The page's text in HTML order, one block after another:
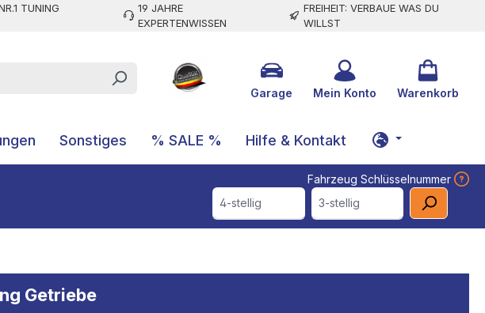
TUNING
19 JAHRE
EXPERTENWISSEN
FREIHEIT: VERBAUE WAS DU
WILLST
Garage Mein Konto Warenkorb
Sonstiges % SALE % Hilfe & Kontakt
Fahrzeug Schlüsselnummer
4-stellig 3-stellig
Getriebe